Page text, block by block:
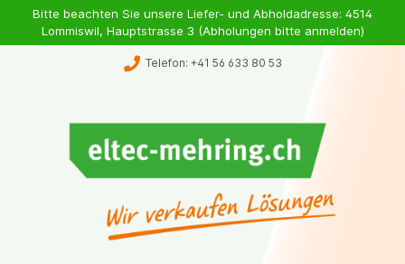
Bitte beachten Sie unsere Liefer- und Abholdadresse: 4514
Lommiswil, Hauptstrasse 3 (Abholungen bitte anmelden)
Telefon: +41 56 633 80 53